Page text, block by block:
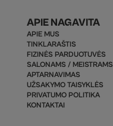
APIE NAGAVITA
APIE MUS
TINKLARAŠTIS
FIZINĖS PARDUOTUVĖS
SALONAMS / MEISTRAMS
APTARNAVIMAS
UŽSAKYMO TAISYKLĖS
PRIVATUMO POLITIKA
KONTAKTAI